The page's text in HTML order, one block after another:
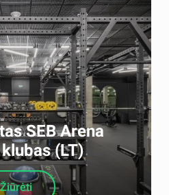
SEB Arena
(LT)
Žiūrėti